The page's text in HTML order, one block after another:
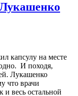
капсулу на месте
И походя,
Лукашенко
что врачи
и весь остальной